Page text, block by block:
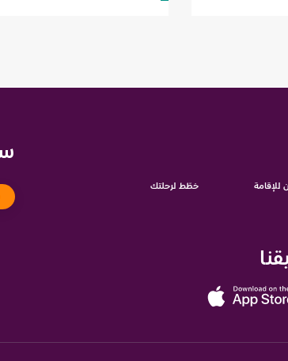
للإقامة خطّط لرحلتك